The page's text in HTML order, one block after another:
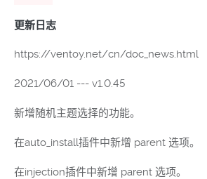
更新日志
https://ventoy.net/cn/doc_news.html
2021/06/01 --- v1.0.45
新增随机主题选择的功能。
在auto_install插件中新增 parent 选项。
在injection插件中新增 parent 选项。